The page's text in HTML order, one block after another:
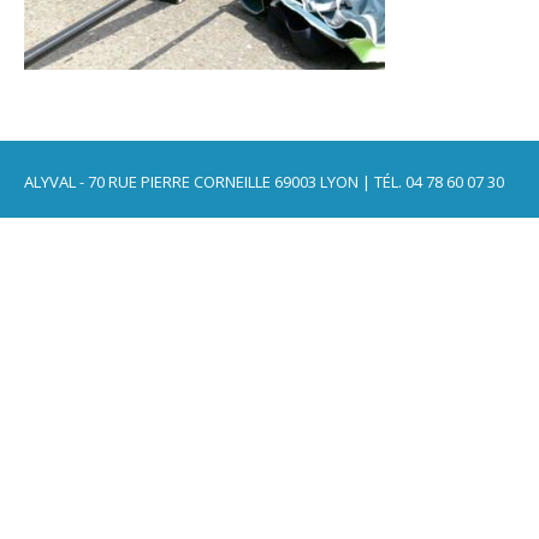
ALYVAL - 70 RUE PIERRE CORNEILLE 69003 LYON | TÉL. 04 78 60 07 30